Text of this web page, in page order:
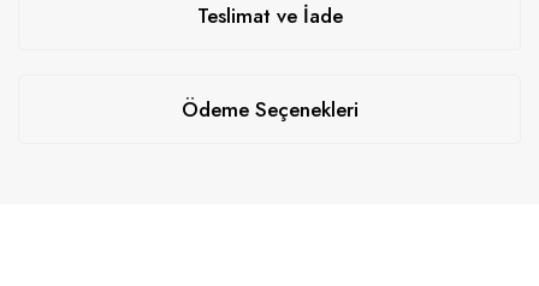
Teslimat ve İade
Ödeme Seçenekleri